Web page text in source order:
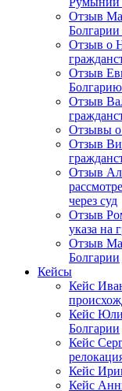
Отзыв
Болгарии
Отзыв о
Отзыв
Болгарию
Отзыв
Отзывы о
Отзыв
Отзыв
через суд
Отзыв
указа на
Отзыв
Болгарии
Кейсы
Кейс
Кейс
Болгарии
Кейс
Кейс
Кейс